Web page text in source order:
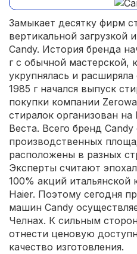
Замыкает десятку фирм
вертикальной загрузкой
Candy. История бренда
г с обычной мастерской,
укрупнялась и
1985 г начался выпуск
покупки компании
стиралок организован
Веста. Всего бренд
производственных
расположены в разных
Эксперты считают
100% акций
Haier. Поэтому сегодня
машин Candy
Челнах. К сильным
отнести ценовую
качество изготовления.